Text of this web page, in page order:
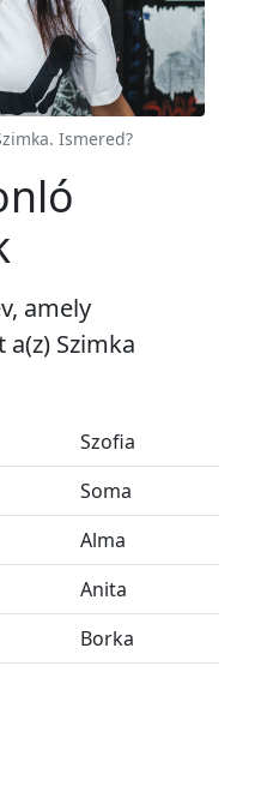
Ismered?
amely
Szimka
Szofia
Soma
Alma
Anita
Borka